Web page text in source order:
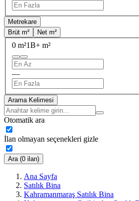
Metrekare
Brüt m²
Net m²
0 m²1B+ m²
—
Arama Kelimesi
Otomatik ara
İlan olmayan seçenekleri gizle
Ara (0 ilan)
Ana Sayfa
Satılık Bina
Kahramanmaraş Satılık Bina